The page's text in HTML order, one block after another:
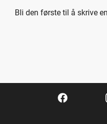
Bli den første til å skrive